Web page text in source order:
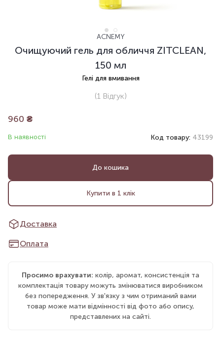
ACNEMY
Очищуючий гель для обличчя ZITCLEAN,
150 мл
Гелі для вмивання
(1Відгук)
960 ₴
В наявності Код товару: 43199
До кошика
Купити в 1 клік
Доставка
Оплата
Просимо врахувати: колір, аромат, консистенція та
комплектація товару можуть змінюватися виробником
без попередження. У зв'язку з чим отриманий вами
товар може мати відмінності від фото або опису,
представлених на сайті.